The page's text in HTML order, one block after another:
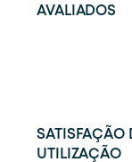
AVALIADOS
SATISFAÇÃO
UTILIZAÇÃO